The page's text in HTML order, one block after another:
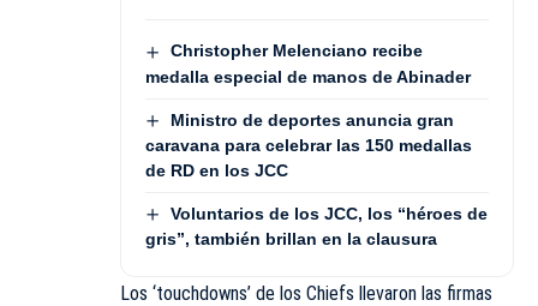
Christopher Melenciano recibe
medalla especial de manos de Abinader
Ministro de deportes anuncia gran
caravana para celebrar las 150 medallas
de RD en los JCC
Voluntarios de los JCC, los “héroes de
gris”, también brillan en la clausura
Los ‘touchdowns’ de los Chiefs llevaron las firmas